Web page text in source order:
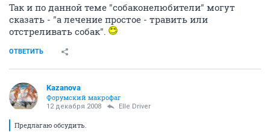
Так и по данной теме "собаконелюбители" могут
сказать - "а лечение простое - травить или
отстреливать собак".
ОТВЕТИТЬ
Kazanova
Форумский макрофаг
12 декабря 2008 Elle Driver
Предлагаю обсудить.